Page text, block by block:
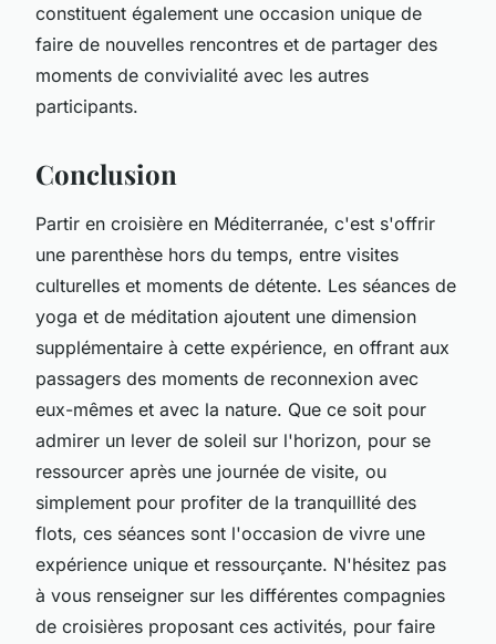
constituent également une occasion unique de
faire de nouvelles rencontres et de partager des
moments de convivialité avec les autres
participants.
Conclusion
Partir en croisière en Méditerranée, c'est s'offrir
une parenthèse hors du temps, entre visites
culturelles et moments de détente. Les séances de
yoga et de méditation ajoutent une dimension
supplémentaire à cette expérience, en offrant aux
passagers des moments de reconnexion avec
eux-mêmes et avec la nature. Que ce soit pour
admirer un lever de soleil sur l'horizon, pour se
ressourcer après une journée de visite, ou
simplement pour profiter de la tranquillité des
flots, ces séances sont l'occasion de vivre une
expérience unique et ressourçante. N'hésitez pas
à vous renseigner sur les différentes compagnies
de croisières proposant ces activités, pour faire